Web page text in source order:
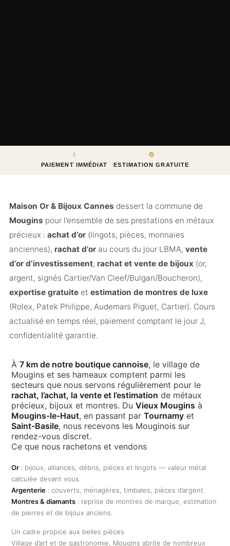
PAIEMENT IMMÉDIAT ESTIMATION GRATUITE
Maison Or & Bijoux Cannes dessert la commune de
Mougins pour l’ensemble de ses prestations en métaux
précieux : achat d’or (lingots, pièces, monnaies
anciennes), rachat d’or au cours du jour LBMA, vente
d’or d’investissement, rachat et vente de bijoux (or,
argent, signés Cartier/Van Cleef/Bulgari/Boucheron),
expertise gratuite et estimation de montres de luxe
(Rolex, Patek Philippe, Audemars Piguet, Cartier). Cours
actualisé en temps réel, paiement comptant le jour J,
confidentialité garantie.
À7 km de notre boutique cannoise, le village de
Mougins et ses hameaux comptent parmi les
secteurs que nous servons régulièrement pour le
rachat, l’achat, la vente et l’estimation de métaux
précieux, bijoux et montres. DuVieux Mougins à
Mougins-le-Haut, en passant parTournamy et
Saint-Basile, nous recevons les Mouginois sur
rendez-vous discret.
Ce que nous rachetons et vendons
Or : bijoux, alliances, débris, pièces et lingots — valeur métal
calculée devant vous.
Argenterie : couverts, ménagères, timbales, pièces d’argent.
Montres & diamants : reprise de montres de marque, estimation
de pierres et de bijoux anciens.
Un cadre propice aux belles pièces
Village d’art et de gastronomie, Mougins abrite de nombreux